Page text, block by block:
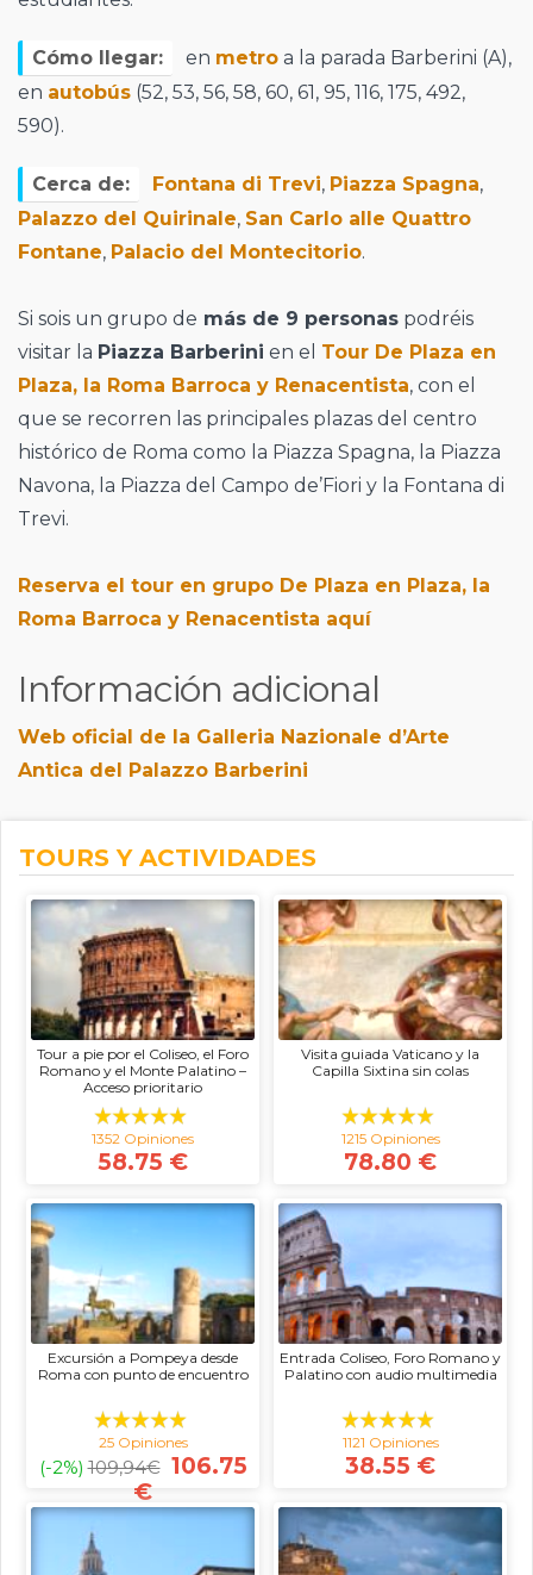
Cómo llegar: en metro a la parada Barberini (A),
en autobús (52, 53, 56, 58, 60, 61, 95, 116, 175, 492,
590).
Cerca de: Fontana di Trevi, Piazza Spagna,
Palazzo del Quirinale, San Carlo alle Quattro
Fontane, Palacio del Montecitorio.
Si sois un grupo de más de 9 personas podréis
visitar la Piazza Barberini en el Tour De Plaza en
Plaza, la Roma Barroca y Renacentista, con el
que se recorren las principales plazas del centro
histórico de Roma como la Piazza Spagna, la Piazza
Navona, la Piazza del Campo de’Fiori y la Fontana di
Trevi.
Reserva el tour en grupo De Plaza en Plaza, la
Roma Barroca y Renacentista aquí
Información adicional
Web oficial de la Galleria Nazionale d’Arte
Antica del Palazzo Barberini
TOURS Y ACTIVIDADES
Tour a pie por el Coliseo, el Foro
Romano y el Monte Palatino –
Acceso prioritario
1352 Opiniones
58.75 €
Visita guiada Vaticano y la
Capilla Sixtina sin colas
1215 Opiniones
78.80 €
Excursión a Pompeya desde
Roma con punto de encuentro
25 Opiniones
(-2%) 109,94€ 106.75
€
Entrada Coliseo, Foro Romano y
Palatino con audio multimedia
1121 Opiniones
38.55 €